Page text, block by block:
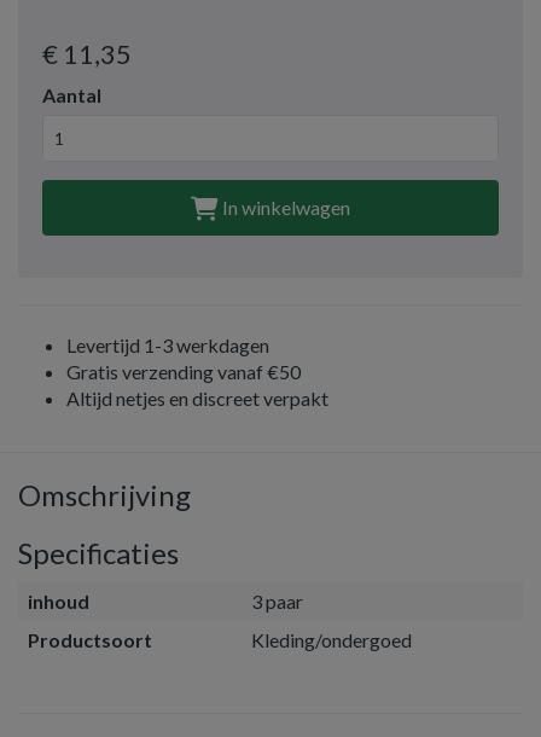
€ 11,35
Aantal
In winkelwagen
Levertijd 1-3 werkdagen
Gratis verzending vanaf €50
Altijd netjes en discreet verpakt
Omschrijving
Specificaties
inhoud
3 paar
Productsoort
Kleding/ondergoed